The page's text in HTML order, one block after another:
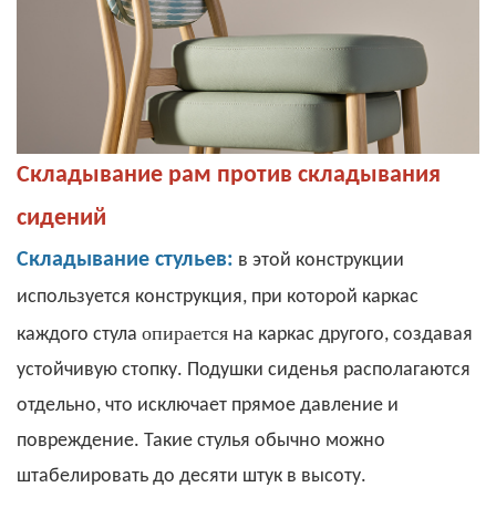
Складывание рам против складывания
сидений
Складывание стульев: в этой конструкции
используется конструкция, при которой каркас
каждого стула опирается на каркас другого, создавая
устойчивую стопку. Подушки сиденья располагаются
отдельно, что исключает прямое давление и
повреждение. Такие стулья обычно можно
штабелировать до десяти штук в высоту.